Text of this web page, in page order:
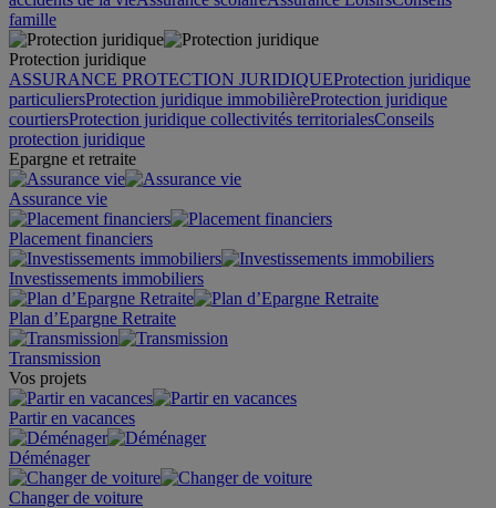
famille
Protection juridique
ASSURANCE PROTECTION JURIDIQUEProtection juridique
particuliersProtection juridique immobilièreProtection juridique
courtiersProtection juridique collectivités territorialesConseils
protection juridique
Epargne et retraite
Assurance vie
Placement financiers
Investissements immobiliers
Plan d’Epargne Retraite
Transmission
Vos projets
Partir en vacances
Déménager
Changer de voiture